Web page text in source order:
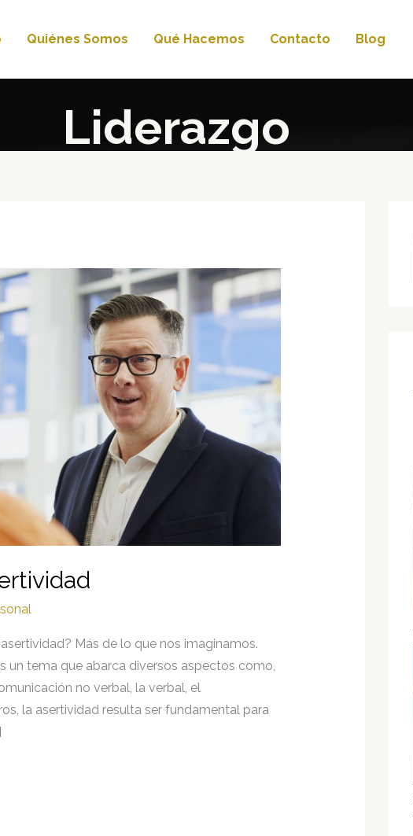
Quiénes Somos Qué Hacemos Contacto Blog
Liderazgo
Más de lo que nos imaginamos.
un tema que abarca diversos aspectos como,
no verbal, la verbal, el
la asertividad resulta ser fundamental para